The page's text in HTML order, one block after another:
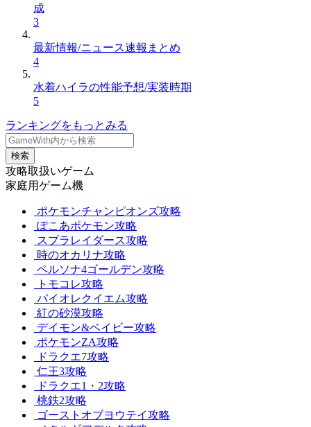
成
3
最新情報/ニュース速報まとめ
4
水着ハイラの性能予想/実装時期
5
ランキングをもっとみる
検索
攻略取扱いゲーム
家庭用ゲーム機
ポケモンチャンピオンズ攻略
ぽこあポケモン攻略
スプラレイダース攻略
時のオカリナ攻略
ペルソナ4ゴールデン攻略
トモコレ攻略
バイオレクイエム攻略
紅の砂漠攻略
デイモン&ベイビー攻略
ポケモンZA攻略
ドラクエ7攻略
仁王3攻略
ドラクエ1・2攻略
桃鉄2攻略
ゴーストオブヨウテイ攻略